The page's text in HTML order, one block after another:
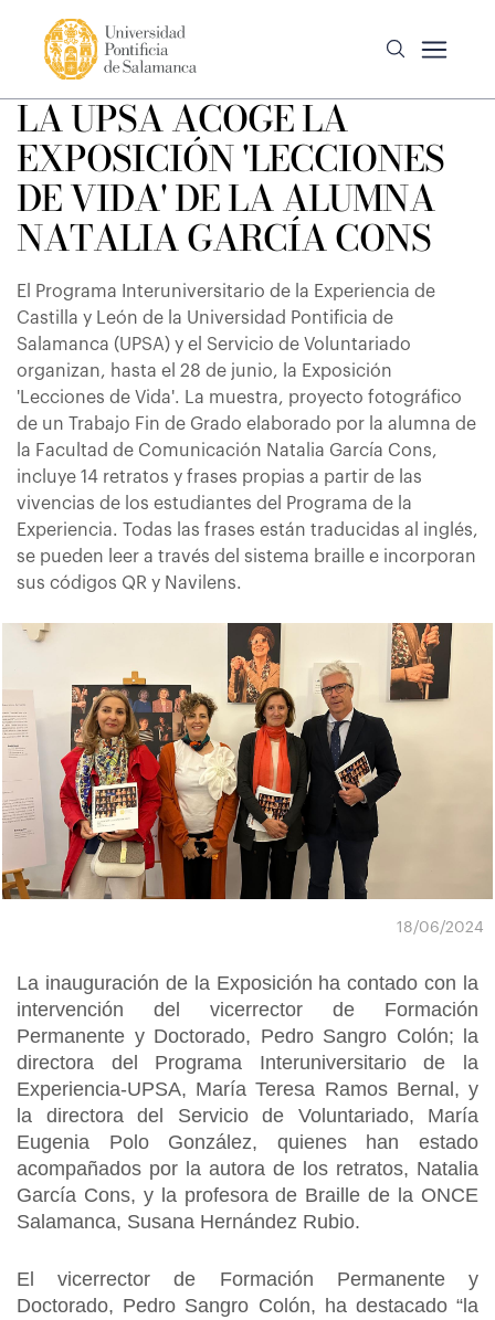
LA UPSA ACOGE LA
EXPOSICIÓN 'LECCIONES
DE VIDA' DE LA ALUMNA
NATALIA GARCÍA CONS
El Programa Interuniversitario de la Experiencia de
Castilla y León de la Universidad Pontificia de
Salamanca (UPSA) y el Servicio de Voluntariado
organizan, hasta el 28 de junio, la Exposición
'Lecciones de Vida'. La muestra, proyecto fotográfico
de un Trabajo Fin de Grado elaborado por la alumna de
la Facultad de Comunicación Natalia García Cons,
incluye 14 retratos y frases propias a partir de las
vivencias de los estudiantes del Programa de la
Experiencia. Todas las frases están traducidas al inglés,
se pueden leer a través del sistema braille e incorporan
sus códigos QR y Navilens.
18/06/2024
La inauguración de la Exposición ha contado con la
intervención del vicerrector de Formación
Permanente y Doctorado, Pedro Sangro Colón; la
directora del Programa Interuniversitario de la
Experiencia-UPSA, María Teresa Ramos Bernal, y
la directora del Servicio de Voluntariado, María
Eugenia Polo González, quienes han estado
acompañados por la autora de los retratos, Natalia
García Cons, y la profesora de Braille de la ONCE
Salamanca, Susana Hernández Rubio.
El vicerrector de Formación Permanente y
Doctorado, Pedro Sangro Colón, ha destacado “la